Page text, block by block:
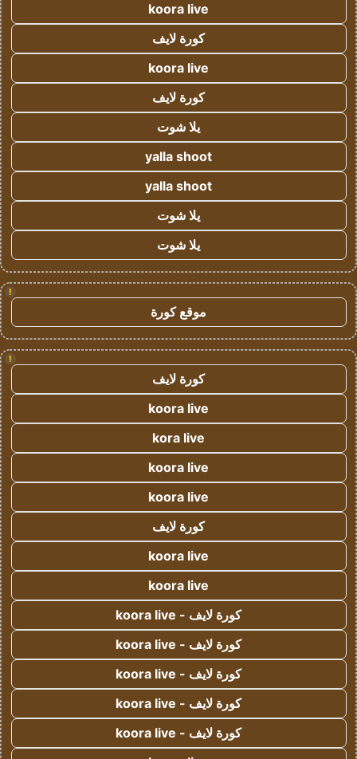
koora live
كورة لايف
koora live
كورة لايف
يلا شوت
yalla shoot
yalla shoot
يلا شوت
يلا شوت
!
موقع كورة
!
كورة لايف
koora live
kora live
koora live
koora live
كورة لايف
koora live
koora live
كورة لايف - koora live
كورة لايف - koora live
كورة لايف - koora live
كورة لايف - koora live
كورة لايف - koora live